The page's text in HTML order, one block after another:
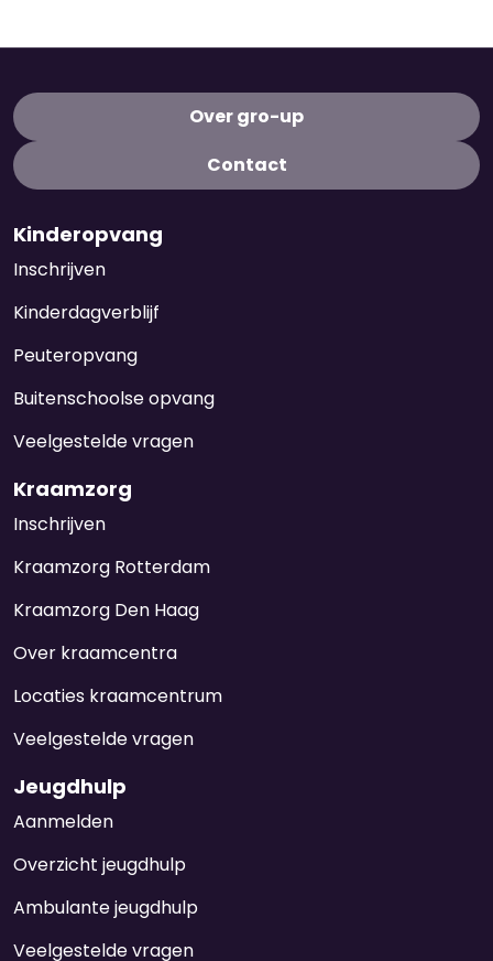
Over gro-up
Contact
Kinderopvang
Inschrijven
Kinderdagverblijf
Peuteropvang
Buitenschoolse opvang
Veelgestelde vragen
Kraamzorg
Inschrijven
Kraamzorg Rotterdam
Kraamzorg Den Haag
Over kraamcentra
Locaties kraamcentrum
Veelgestelde vragen
Jeugdhulp
Aanmelden
Overzicht jeugdhulp
Ambulante jeugdhulp
Veelgestelde vragen